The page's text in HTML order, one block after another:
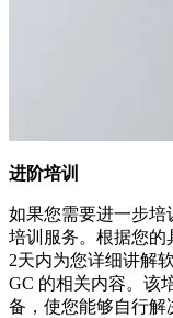
进阶培训
如果您需要进一步培
培训服务。根据您的
2天内为您详细讲解
GC 的相关内容。该
备，使您能够自行解